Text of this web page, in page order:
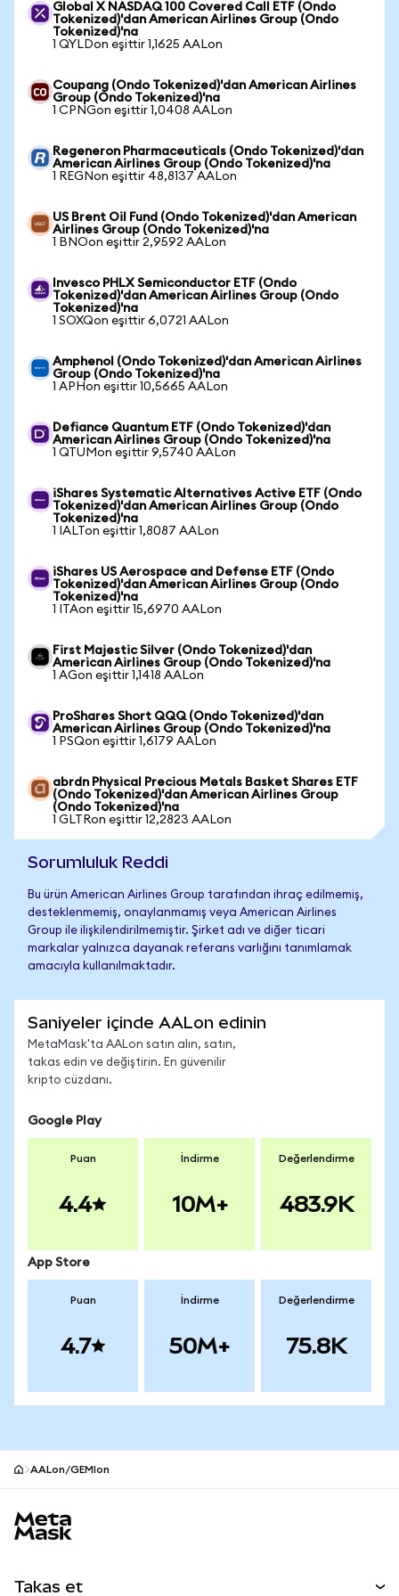
Global X NASDAQ 100 Covered Call ETF (Ondo
Tokenized)'dan American Airlines Group (Ondo
Tokenized)'na
1 QYLDon eşittir 1,1625 AALon
Coupang (Ondo Tokenized)'dan American Airlines
Group (Ondo Tokenized)'na
1 CPNGon eşittir 1,0408 AALon
Regeneron Pharmaceuticals (Ondo Tokenized)'dan
American Airlines Group (Ondo Tokenized)'na
1 REGNon eşittir 48,8137 AALon
US Brent Oil Fund (Ondo Tokenized)'dan American
Airlines Group (Ondo Tokenized)'na
1 BNOon eşittir 2,9592 AALon
Invesco PHLX Semiconductor ETF (Ondo
Tokenized)'dan American Airlines Group (Ondo
Tokenized)'na
1 SOXQon eşittir 6,0721 AALon
Amphenol (Ondo Tokenized)'dan American Airlines
Group (Ondo Tokenized)'na
1 APHon eşittir 10,5665 AALon
Defiance Quantum ETF (Ondo Tokenized)'dan
American Airlines Group (Ondo Tokenized)'na
1 QTUMon eşittir 9,5740 AALon
iShares Systematic Alternatives Active ETF (Ondo
Tokenized)'dan American Airlines Group (Ondo
Tokenized)'na
1 IALTon eşittir 1,8087 AALon
iShares US Aerospace and Defense ETF (Ondo
Tokenized)'dan American Airlines Group (Ondo
Tokenized)'na
1 ITAon eşittir 15,6970 AALon
First Majestic Silver (Ondo Tokenized)'dan
American Airlines Group (Ondo Tokenized)'na
1 AGon eşittir 1,1418 AALon
ProShares Short QQQ (Ondo Tokenized)'dan
American Airlines Group (Ondo Tokenized)'na
1 PSQon eşittir 1,6179 AALon
abrdn Physical Precious Metals Basket Shares ETF
(Ondo Tokenized)'dan American Airlines Group
(Ondo Tokenized)'na
1 GLTRon eşittir 12,2823 AALon
Sorumluluk Reddi
Bu ürün American Airlines Group tarafından ihraç edilmemiş,
desteklenmemiş, onaylanmamış veya American Airlines
Group ile ilişkilendirilmemiştir. Şirket adı ve diğer ticari
markalar yalnızca dayanak referans varlığını tanımlamak
amacıyla kullanılmaktadır.
Saniyeler içinde AALon edinin
MetaMask'ta AALon satın alın, satın,
takas edin ve değiştirin. En güvenilir
kripto cüzdanı.
Google Play
Puan
4.4
İndirme
10M+
Değerlendirme
483.9K
App Store
Puan
4.7
İndirme
50M+
Değerlendirme
75.8K
AALon/GEMIon
Takas et